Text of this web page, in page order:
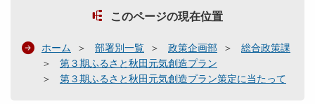
このページの現在位置
ホーム 部署別一覧 政策企画部
総合政策課
第３期ふるさと秋田元気創造プラン
第３期ふるさと秋田元気創造プラン策定に当たって